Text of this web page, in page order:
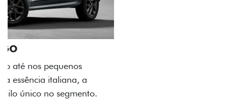
ACABAMENTO E DESIGN INTERNO
A flag italiana e o novo logo Fiat também aparecem
no interior do carro, que possui acabamento
impecável e detalhes escurecidos.